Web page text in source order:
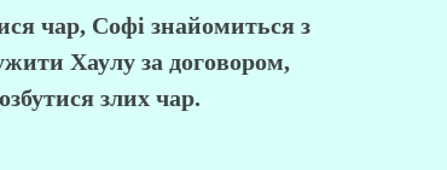
чар, Софі знайомиться з
Хаулу за договором,
злих чар.